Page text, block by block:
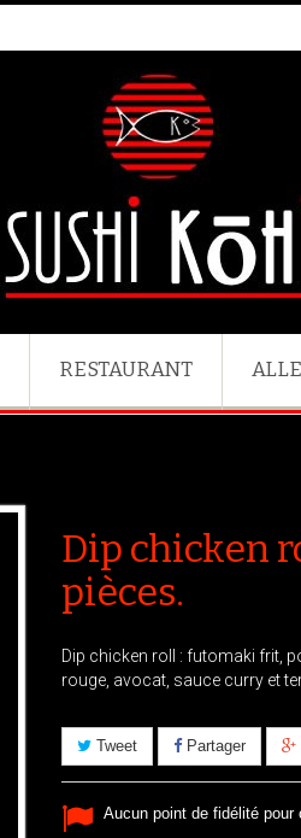
RESTAURANT
Dip chicken
pièces.
Dip chicken roll : futomaki frit,
rouge, avocat, sauce curry et
Tweet Partager
Aucun point de fidélité pour